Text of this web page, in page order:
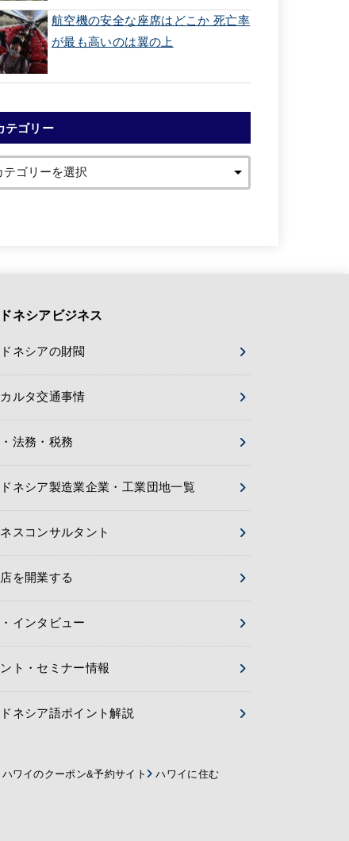
航空機の安全な座席はどこか 死亡率
が最も高いのは翼の上
テゴリー
ネシアビジネス
ネシアの財閥
ルタ交通事情
法務・税務
ネシア製造業企業・工業団地一覧
スコンサルタント
を開業する
インタビュー
ト・セミナー情報
ネシア語ポイント解説
ハワイのクーポン&予約サイト
ハワイに住む